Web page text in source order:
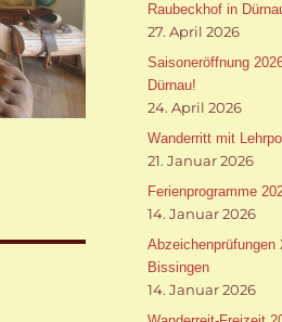
Raubeckhof in
27. April 2026
Saisoneröffnung
Dürnau!
24. April 2026
Wanderritt mit
21. Januar 2026
Ferienprogramme
14. Januar 2026
Bissingen
14. Januar 2026